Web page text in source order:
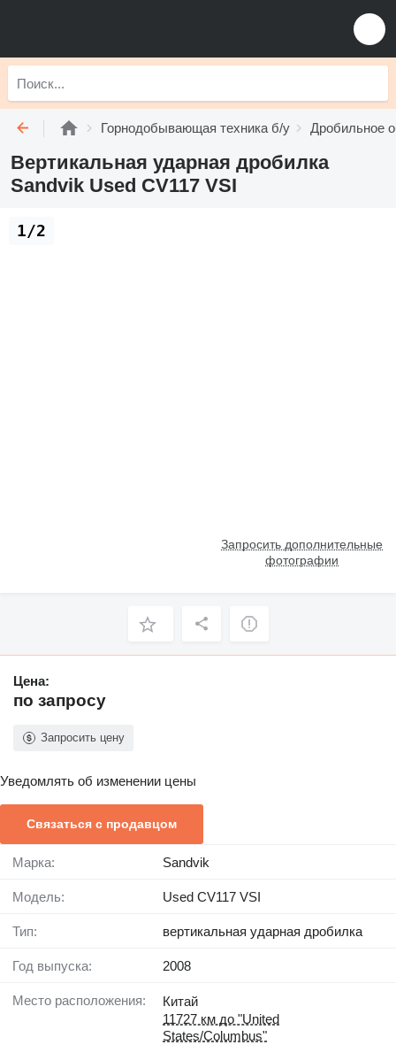
Горнодобывающая техника б/у Дробильное
Вертикальная ударная дробилка
Sandvik Used CV117 VSI
Запросить дополнительные
фотографии
1/2
Цена:
по запросу
Запросить цену
Уведомлять об изменении цены
Связаться с продавцом
Марка: Sandvik
Модель: Used CV117 VSI
Тип: вертикальная ударная дробилка
Год выпуска: 2008
Место расположения:
Китай
11727 км до "United
States/Columbus"